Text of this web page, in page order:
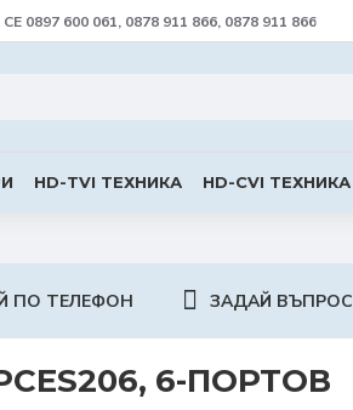
0897 600 061, 0878 911 866, 0878 911 866
HD-TVI ТЕХНИКА HD-CVI ТЕХНИКА
ПО ТЕЛЕФОН ЗАДАЙ ВЪПРОС
6-ПОРТОВ